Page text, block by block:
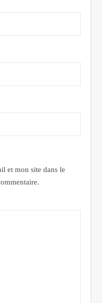
et mon site dans le